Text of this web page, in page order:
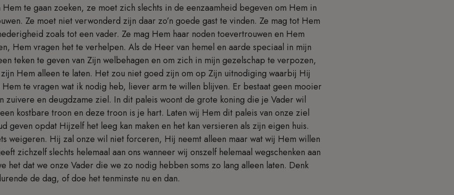
te gaan zoeken, ze moet zich slechts in de eenzaamheid begeven om Hem in
Ze moet niet verwonderd zijn daar zo’n goede gast te vinden. Ze mag tot Hem
zoals tot een vader. Ze mag Hem haar noden toevertrouwen en Hem
Hem vragen het te verhelpen. Als de Heer van hemel en aarde speciaal in mijn
teken te geven van Zijn welbehagen en om zich in mijn gezelschap te verpozen,
Hem alleen te laten. Het zou niet goed zijn om op Zijn uitnodiging waarbij Hij
Hem te vragen wat ik nodig heb, liever arm te willen blijven. Er bestaat geen mooier
zuivere en deugdzame ziel. In dit paleis woont de grote koning die je Vader wil
kostbare troon en deze troon is je hart. Laten wij Hem dit paleis van onze ziel
geven opdat Hijzelf het leeg kan maken en het kan versieren als zijn eigen huis.
weigeren. Hij zal onze wil niet forceren, Hij neemt alleen maar wat wij Hem willen
zichzelf slechts helemaal aan ons wanneer wij onszelf helemaal wegschenken aan
het dat we onze Vader die we zo nodig hebben soms zo lang alleen laten. Denk
de dag, of doe het tenminste nu en dan.